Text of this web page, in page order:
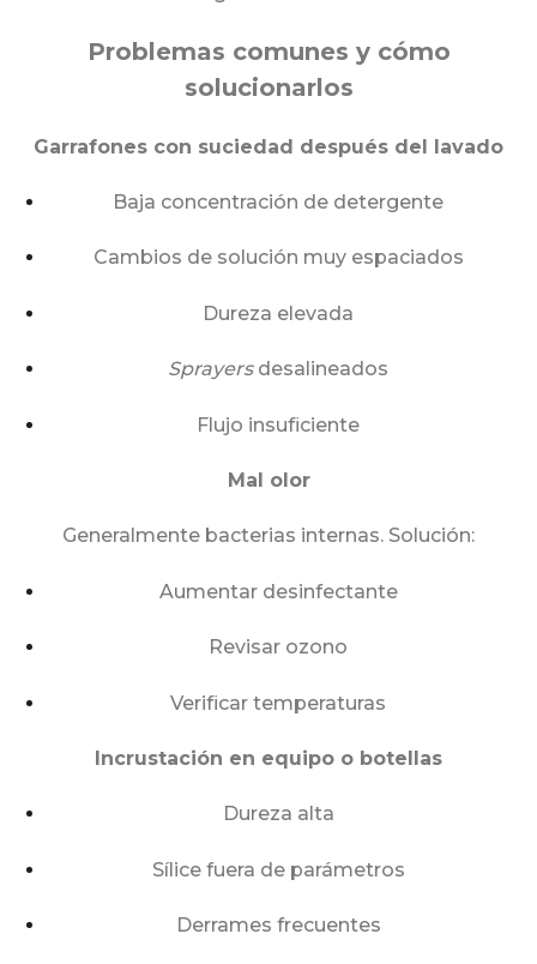
Problemas comunes y cómo
solucionarlos
Garrafones con suciedad después del lavado
Baja concentración de detergente
Cambios de solución muy espaciados
Dureza elevada
Sprayersdesalineados
Flujo insuficiente
Mal olor
Generalmente bacterias internas. Solución:
Aumentar desinfectante
Revisar ozono
Verificar temperaturas
Incrustación en equipo o botellas
Dureza alta
Sílice fuera de parámetros
Derrames frecuentes